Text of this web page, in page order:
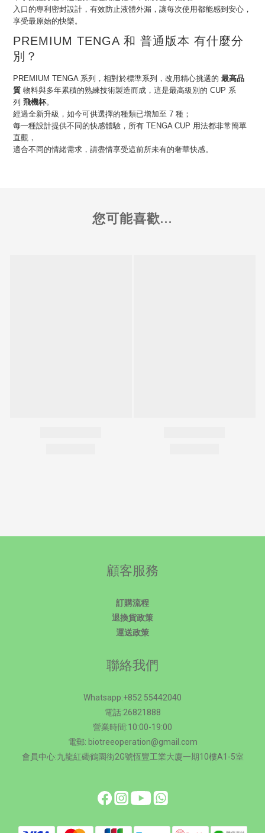
入口的專利密封設計，有效防止液體外漏，讓每次使用都能感到安心，
享受最原始的快樂。
PREMIUM TENGA 和 普通版本 有什麼分
別？
PREMIUM TENGA 系列，相對於標準系列，改用精心挑選的 最高品
質 物料與多年累積的熟練技術製造而成，這是最高級別的 CUP 系
列 飛機杯。
經過全新升級，如今可供選擇的種類已增加至 7 種；
每一種設計提供不同的快感體驗，所有 TENGA CUP 用法都非常簡單
直觀，
適合不同的情緒需求，請盡情享受這前所未有的奢華快感。
您可能喜歡...
顧客服務
訂購流程
退換貨政策
運送政策
聯絡我們
Whatsapp:+852 55442040
電話:26821888
營業時間:10:00-19:00
電郵: biotreeoperation@gmail.com
會員中心:九龍紅磡鶴園街2G號恆豐工業大廈一期10樓A1-5室